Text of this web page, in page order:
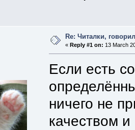
Re: Читалки,
« Reply #1 on: 13 March
Если есть
ничего не
качеством